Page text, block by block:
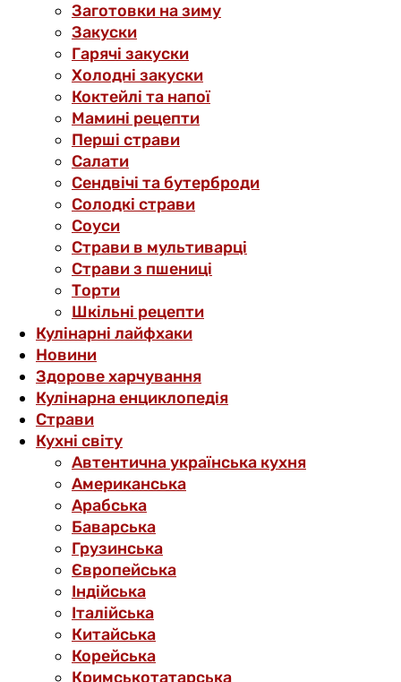
Заготовки на зиму
Закуски
Гарячі закуски
Холодні закуски
Коктейлі та напої
Мамині рецепти
Перші страви
Салати
Сендвічі та бутерброди
Солодкі страви
Соуси
Страви в мультиварці
Страви з пшениці
Торти
Шкільні рецепти
Кулінарні лайфхаки
Новини
Здорове харчування
Кулінарна енциклопедія
Страви
Кухні світу
Автентична українська кухня
Американська
Арабська
Баварська
Грузинська
Європейська
Індійська
Італійська
Китайська
Корейська
Кримськотатарська